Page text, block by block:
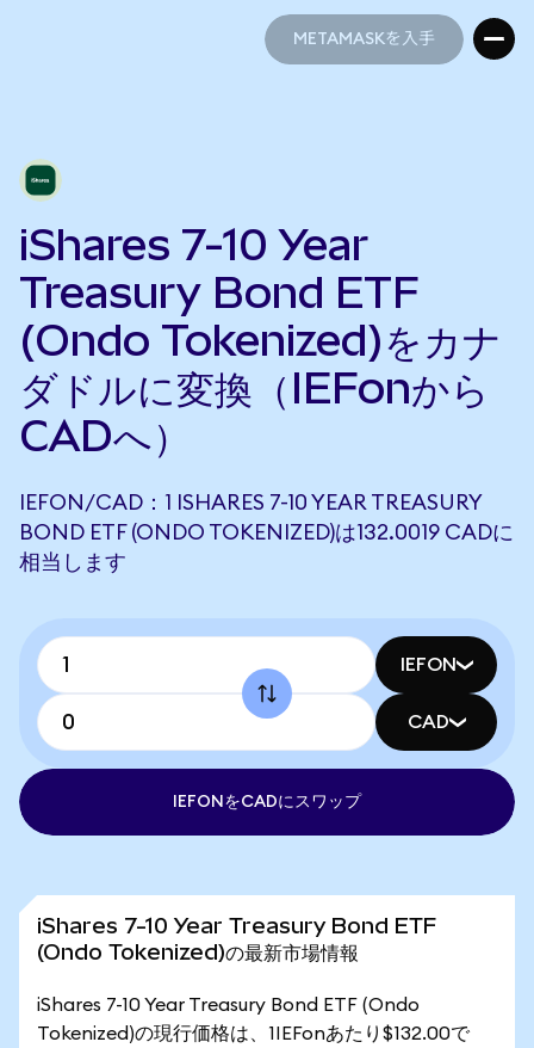
METAMASKを入手
iShares 7-10 Year
Treasury Bond ETF
(Ondo Tokenized)をカナ
ダドルに変換（IEFonから
CADへ）
IEFON/CAD：1 ISHARES 7-10 YEAR TREASURY
BOND ETF (ONDO TOKENIZED)は132.0019 CADに
相当します
IEFON
CAD
IEFONをCADにスワップ
iShares 7-10 Year Treasury Bond ETF
(Ondo Tokenized)の最新市場情報
iShares 7-10 Year Treasury Bond ETF (Ondo
Tokenized)の現行価格は、1IEFonあたり$132.00で